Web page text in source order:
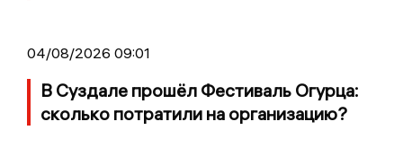
04/08/2026 09:01
В Суздале прошёл Фестиваль Огурца:
сколько потратили на организацию?